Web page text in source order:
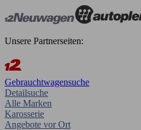
Unsere Partnerseiten:
Gebrauchtwagensuche
Detailsuche
Alle Marken
Karosserie
Angebote vor Ort